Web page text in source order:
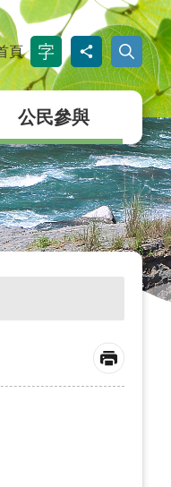
頁
公民參與